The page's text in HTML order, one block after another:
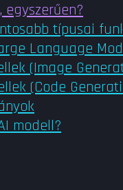
egyszerűen?
típusai
Language
(Image
(Code
modell?